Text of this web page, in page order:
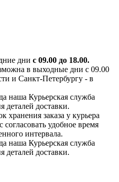
дни с 09.00 до 18.00.
в выходные дни с 09.00
и Санкт-Петербургу - в
наша Курьерская служба
деталей доставки.
заказа у курьера
удобное время
интервала.
наша Курьерская служба
деталей доставки.